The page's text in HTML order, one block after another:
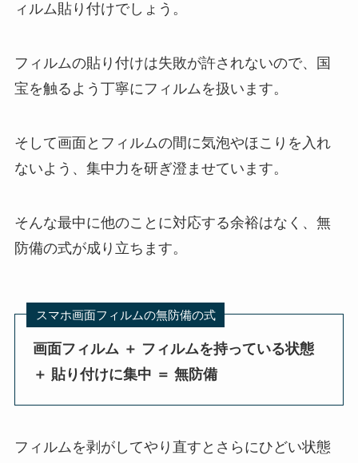
ィルム貼り付けでしょう。
フィルムの貼り付けは失敗が許されないので、国
宝を触るよう丁寧にフィルムを扱います。
そして画面とフィルムの間に気泡やほこりを入れ
ないよう、集中力を研ぎ澄ませています。
そんな最中に他のことに対応する余裕はなく、無
防備の式が成り立ちます。
スマホ画面フィルムの無防備の式
画面フィルム ＋ フィルムを持っている状態
＋ 貼り付けに集中 ＝ 無防備
フィルムを剥がしてやり直すとさらにひどい状態